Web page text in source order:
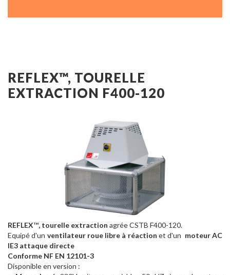
REFLEX™, TOURELLE
EXTRACTION F400-120
REFLEX™, tourelle extraction agrée CSTB F400-120.
Equipé d'un ventilateur roue libre à réaction et d'un moteur AC
IE3 attaque directe
Conforme NF EN 12101-3
Disponible en version :